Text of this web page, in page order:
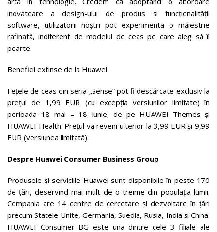
inovatoare a design-ului de produs și funcționalității
software, utilizatorii noștri pot experimenta o măiestrie
rafinată, indiferent de modelul de ceas pe care aleg să îl
poarte.
Beneficii extinse de la Huawei
Fețele de ceas din seria „Sense” pot fi descărcate exclusiv la
prețul de 1,99 EUR (cu excepția versiunilor limitate) în
perioada 18 mai – 18 iunie, de pe HUAWEI Themes și
HUAWEI Health. Prețul va reveni ulterior la 3,99 EUR și 9,99
EUR (versiunea limitată).
Despre Huawei Consumer Business Group
Produsele și serviciile Huawei sunt disponibile în peste 170
de țări, deservind mai mult de o treime din populația lumii.
Compania are 14 centre de cercetare și dezvoltare în țări
precum Statele Unite, Germania, Suedia, Rusia, India și China.
HUAWEI Consumer BG este una dintre cele 3 filiale ale